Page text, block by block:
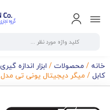
خانه / محصولات / ابزار اندازه
کابل / میگر دیجیتال یونی تی مدل UNI-T UT-501A